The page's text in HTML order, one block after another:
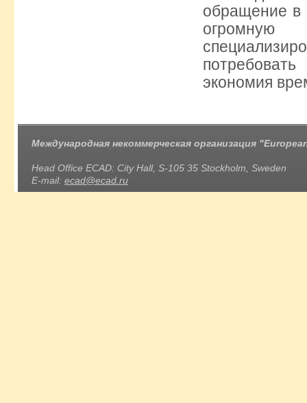
обращение в
экономия
Международная некоммерческая организация
Head Office ECAD: City Hall, S-105 35 Stockholm, Sweden
E-mail: ecad@ecad.ru